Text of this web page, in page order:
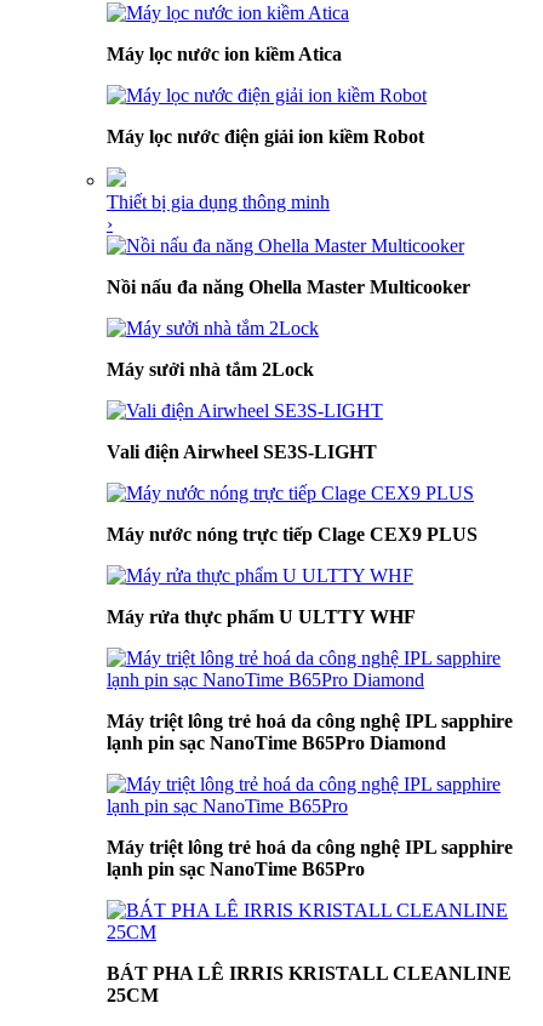
Máy lọc nước ion kiềm Atica
Máy lọc nước điện giải ion kiềm Robot
Thiết bị gia dụng thông minh
›
Nồi nấu đa năng Ohella Master Multicooker
Máy sưởi nhà tắm 2Lock
Vali điện Airwheel SE3S-LIGHT
Máy nước nóng trực tiếp Clage CEX9 PLUS
Máy rửa thực phẩm U ULTTY WHF
Máy triệt lông trẻ hoá da công nghệ IPL sapphire
lạnh pin sạc NanoTime B65Pro Diamond
Máy triệt lông trẻ hoá da công nghệ IPL sapphire
lạnh pin sạc NanoTime B65Pro
BÁT PHA LÊ IRRIS KRISTALL CLEANLINE
25CM